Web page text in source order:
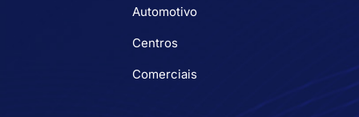
Automotivo
Centros
Comerciais